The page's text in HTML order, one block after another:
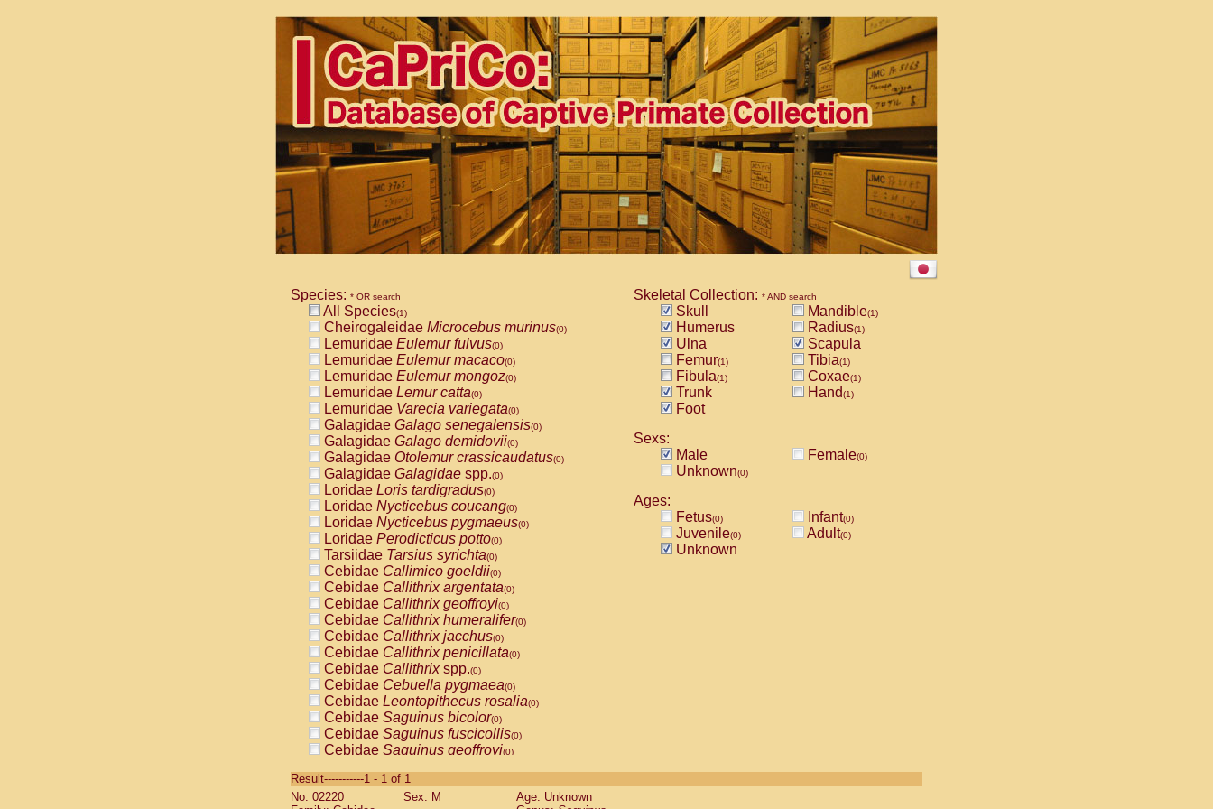
Species: * OR search
All Species(1)
Cheirogaleidae Microcebus murinus(0)
Lemuridae Eulemur fulvus(0)
Lemuridae Eulemur macaco(0)
Lemuridae Eulemur mongoz(0)
Lemuridae Lemur catta(0)
Lemuridae Varecia variegata(0)
Galagidae Galago senegalensis(0)
Galagidae Galago demidovii(0)
Galagidae Otolemur crassicaudatus(0)
Galagidae Galagidae spp.(0)
Loridae Loris tardigradus(0)
Loridae Nycticebus coucang(0)
Loridae Nycticebus pygmaeus(0)
Loridae Perodicticus potto(0)
Tarsiidae Tarsius syrichta(0)
Cebidae Callimico goeldii(0)
Cebidae Callithrix argentata(0)
Cebidae Callithrix geoffroyi(0)
Cebidae Callithrix humeralifer(0)
Cebidae Callithrix jacchus(0)
Cebidae Callithrix penicillata(0)
Cebidae Callithrixspp.(0)
Cebidae Cebuella pygmaea(0)
Cebidae Leontopithecus rosalia(0)
Cebidae Saguinus bicolor(0)
Cebidae Saguinus fuscicollis(0)
Cebidae Saguinus geoffroyi(0)
CebidaeSaguinus labiatus(0)
Cebidae Saguinus leucopus (0)
Skeletal Collection: * AND search
Skull Mandible(1)
Humerus Radius(1)
Ulna
Scapula
Femur(1) Tibia(1)
Fibula(1) Coxae(1)
Trunk Hand(1)
Foot
Sexs:
Male
Female(0)
Unknown(0)
Ages:
Fetus(0) Infant(0)
Juvenile(0) Adult(0)
Unknown
Result-----------1 - 1 of 1
No: 02220
Sex: M
Age: Unknown